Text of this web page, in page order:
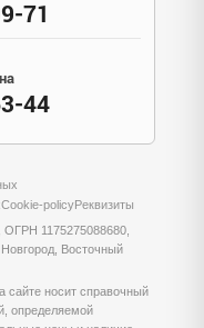
71
44
Cookie-policyРеквизиты
1175275088680,
Восточный
сайте носит справочный
определяемой